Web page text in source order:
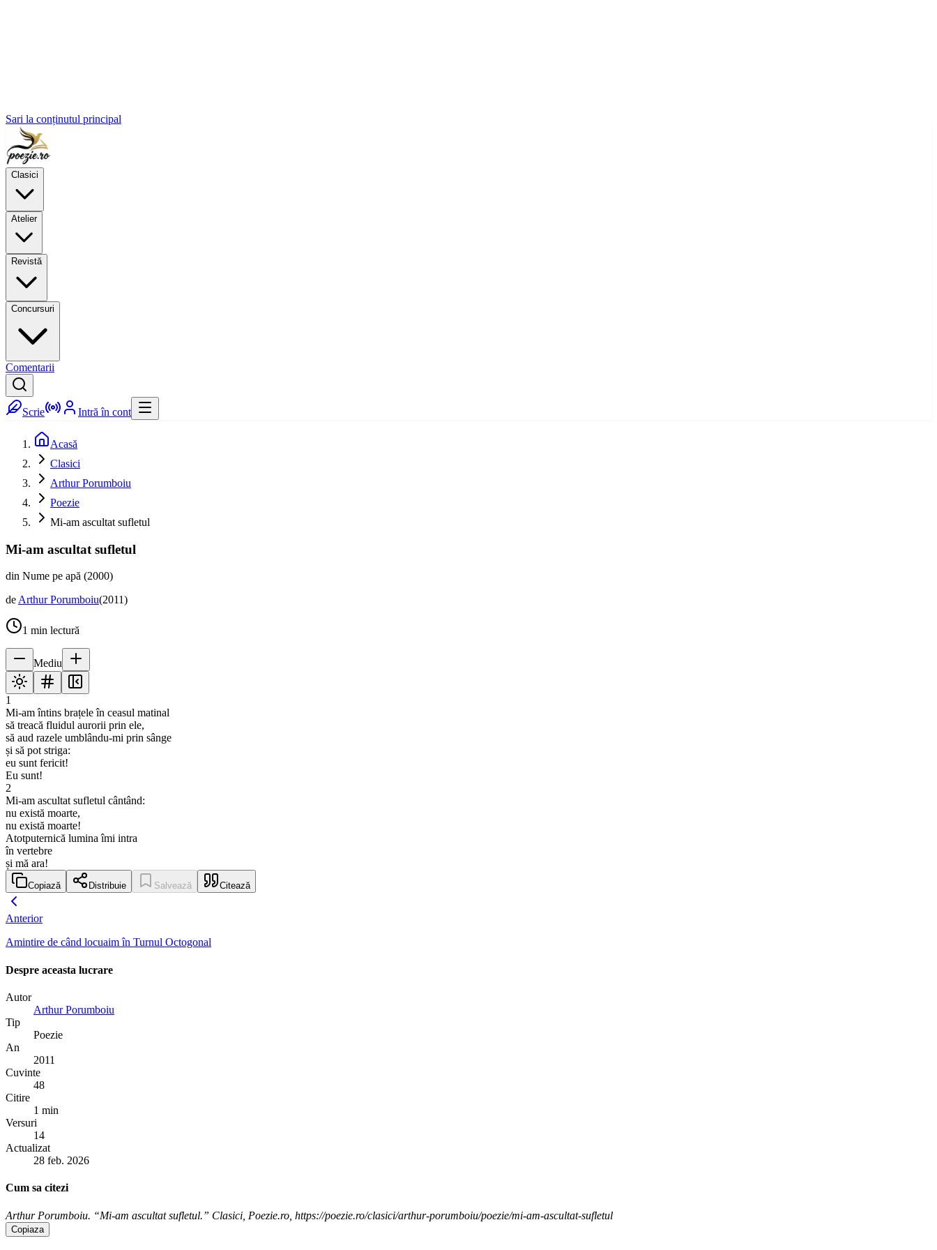
Sari la conținutul principal
Clasici
Atelier
Revistă
Concursuri
Comentarii
Scrie Intră în cont
Acasă
Clasici
Arthur Porumboiu
Poezie
Mi-am ascultat sufletul
Mi-am ascultat sufletul
din Nume pe apă (2000)
deArthur Porumboiu(2011)
1 min lectură
Mediu
1
Mi-am întins brațele în ceasul matinal
să treacă fluidul aurorii prin ele,
să aud razele umblându-mi prin sânge
și să pot striga:
eu sunt fericit!
Eu sunt!
2
Mi-am ascultat sufletul cântând:
nu există moarte,
nu există moarte!
Atotputernică lumina îmi intra
în vertebre
și mă ara!
Copiază Distribuie Salvează Citează
Anterior
Amintire de când locuaim în Turnul Octogonal
Despre aceasta lucrare
Autor
Arthur Porumboiu
Tip
Poezie
An
2011
Cuvinte
48
Citire
1 min
Versuri
14
Actualizat
28 feb. 2026
Cum sa citezi
Arthur Porumboiu. “Mi-am ascultat sufletul.” Clasici, Poezie.ro, https://poezie.ro/clasici/arthur-porumboiu/poezie/mi-am-ascultat-sufletul
Copiaza